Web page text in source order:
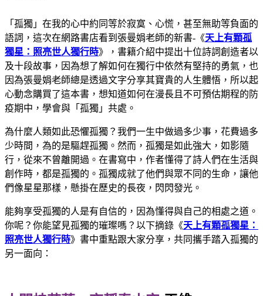
「孤獨」在我的心中約同等於寂寞、心慌，甚至無助等負面的
語詞，這次在網路書店看到張曼娟老師的新書-《天上有顆孤
獨星：照亮世人獨行時》，書籍介紹中提出十位詩詞創造者以
及十段故事，因為想了解如何在獨行中依然有堅持的勇氣，也
因為張曼娟老師總是透過文字分享其寶貴的人生體悟，所以起
心動念購買了這本書，想知道如何在漫長且不可預估期程的防
疫期中，學會與「孤獨」共處。
為什麼人類如此恐懼孤獨？我們一生中做過多少事，花費過多
少時間，為的是驅趕孤獨。然而，孤獨是如此強大，如影隨
行，從來不曾離開過。在書寫中，作者懂得了詩人們在生活與
創作時，都是孤獨的。孤獨成就了他們與眾不同的生命，讓他
們像星星那樣，懸掛在歷史的長夜，閃閃發光。
能夠享受孤獨的人是有自信的，因為懂得與自己的相處之道。
你呢？你能望見孤獨的璀璨嗎？以下摘錄《天上有顆孤獨星：
照亮世人獨行時》書中重點跟大家分享，共同攜手踏入孤獨的
另一面向：